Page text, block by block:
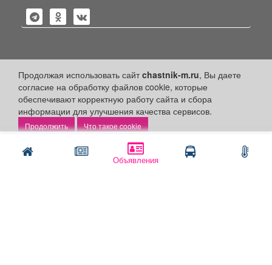
Объявления
Написать Позвонить
Продолжая использовать сайтchastnik-m.ru, Вы даете
согласие на обработку файлов cookie, которые
обеспечивают корректную работу сайта и сбора
информации для улучшения качества сервисов.
Что такое cookie
Политика конфиденциальности
Публикации с пометкой «Реклама», «На правах рекламы»,
«Партнёрский проект» оплачены рекламодателем.
Редакция сайта не несет ответственности за достоверность
информации, содержащейся в рекламных материалах и
объявлениях.
+16 © 2006-2026 ООО "Частник-М"